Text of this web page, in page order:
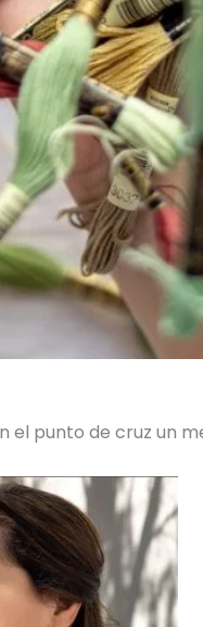
punto de cruz un